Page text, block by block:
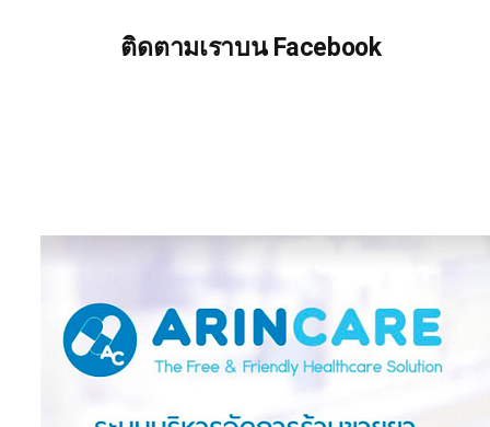
ติดตามเราบน Facebook